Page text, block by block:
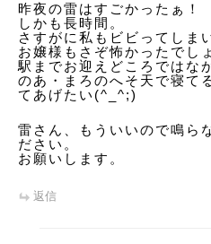
昨夜の雷はすごかったぁ！
しかも長時間。
さすがに私もビビってしま
お嬢様もさぞ怖かったでし
駅までお迎えどころではな
のあ・まろのへそ天で寝て
てあげたい(^_^;)
雷さん、もういいので鳴ら
ださい。
お願いします。
返信